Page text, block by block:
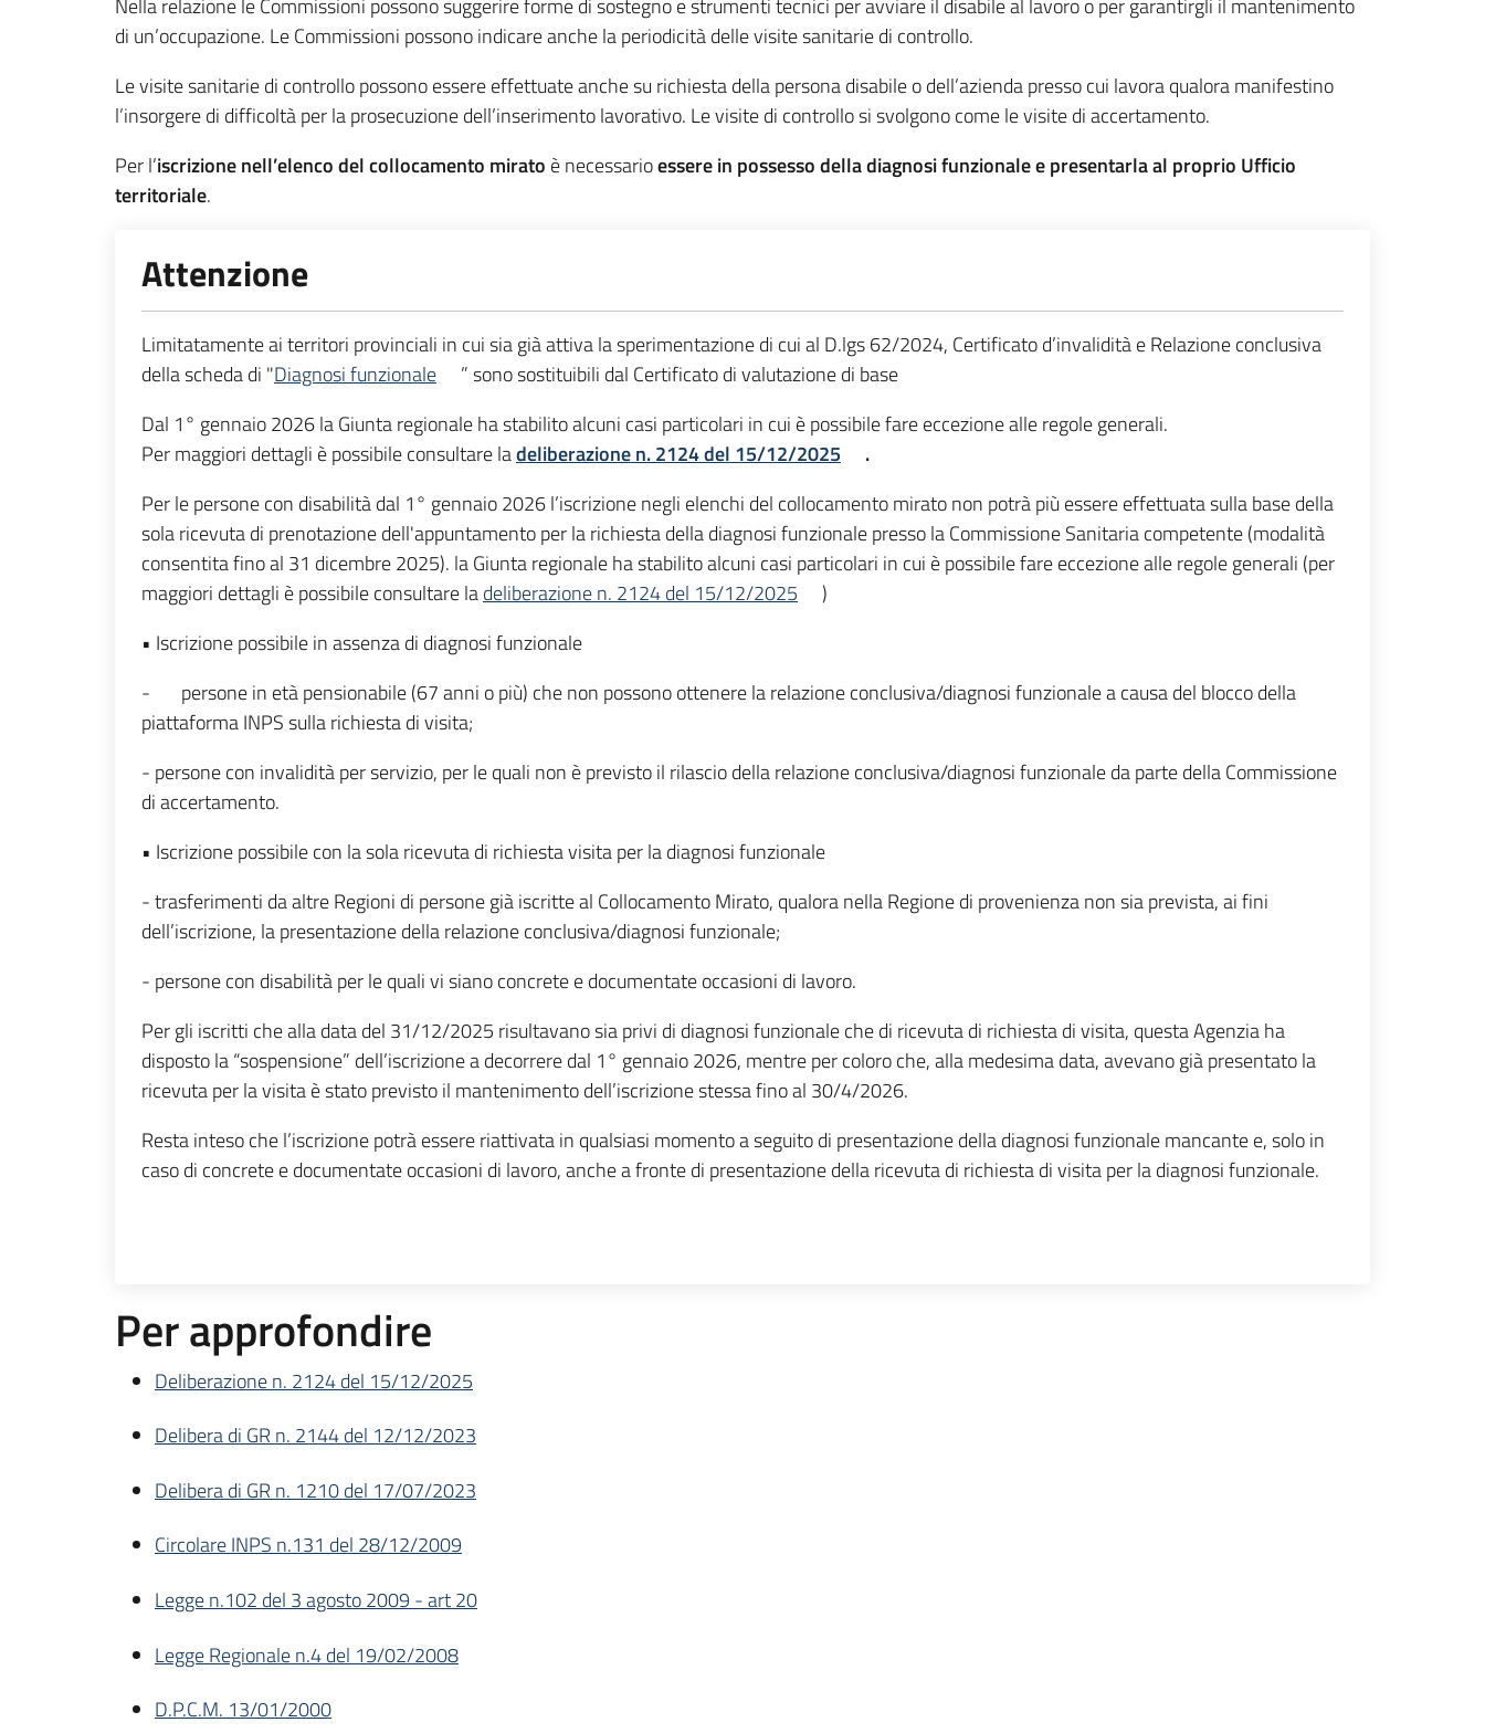
di un’occupazione. Le Commissioni possono indicare anche la periodicità delle visite sanitarie di controllo.
Le visite sanitarie di controllo possono essere effettuate anche su richiesta della persona disabile o dell’azienda presso cui lavora qualora manifestino
l’insorgere di difficoltà per la prosecuzione dell’inserimento lavorativo. Le visite di controllo si svolgono come le visite di accertamento.
Per l’iscrizione nell’elenco del collocamento mirato è necessarioessere in possesso della diagnosi funzionale e presentarla al proprio Ufficio
territoriale.
Attenzione
Limitatamente ai territori provinciali in cui sia già attiva la sperimentazione di cui al D.lgs 62/2024, Certificato d’invalidità e Relazione conclusiva
della scheda di "Diagnosi funzionale
” sono sostituibili dal Certificato di valutazione di base
Dal 1° gennaio 2026 la Giunta regionale ha stabilito alcuni casi particolari in cui è possibile fare eccezione alle regole generali.
Per maggiori dettagli è possibile consultare ladeliberazione n. 2124 del 15/12/2025
.
Per le persone con disabilità dal 1° gennaio 2026 l’iscrizione negli elenchi del collocamento mirato non potrà più essere effettuata sulla base della
sola ricevuta di prenotazione dell'appuntamento per la richiesta della diagnosi funzionale presso la Commissione Sanitaria competente (modalità
consentita fino al 31 dicembre 2025). la Giunta regionale ha stabilito alcuni casi particolari in cui è possibile fare eccezione alle regole generali (per
maggiori dettagli è possibile consultare ladeliberazione n. 2124 del 15/12/2025
)
• Iscrizione possibile in assenza di diagnosi funzionale
- persone in età pensionabile (67 anni o più) che non possono ottenere la relazione conclusiva/diagnosi funzionale a causa del blocco della
piattaforma INPS sulla richiesta di visita;
- persone con invalidità per servizio, per le quali non è previsto il rilascio della relazione conclusiva/diagnosi funzionale da parte della Commissione
di accertamento.
• Iscrizione possibile con la sola ricevuta di richiesta visita per la diagnosi funzionale
- trasferimenti da altre Regioni di persone già iscritte al Collocamento Mirato, qualora nella Regione di provenienza non sia prevista, ai fini
dell’iscrizione, la presentazione della relazione conclusiva/diagnosi funzionale;
- persone con disabilità per le quali vi siano concrete e documentate occasioni di lavoro.
Per gli iscritti che alla data del 31/12/2025 risultavano sia privi di diagnosi funzionale che di ricevuta di richiesta di visita, questa Agenzia ha
disposto la “sospensione” dell’iscrizione a decorrere dal 1° gennaio 2026, mentre per coloro che, alla medesima data, avevano già presentato la
ricevuta per la visita è stato previsto il mantenimento dell’iscrizione stessa fino al 30/4/2026.
Resta inteso che l’iscrizione potrà essere riattivata in qualsiasi momento a seguito di presentazione della diagnosi funzionale mancante e, solo in
caso di concrete e documentate occasioni di lavoro, anche a fronte di presentazione della ricevuta di richiesta di visita per la diagnosi funzionale.
Per approfondire
Deliberazione n. 2124 del 15/12/2025
Delibera di GR n. 2144 del 12/12/2023
Delibera di GR n. 1210 del 17/07/2023
Circolare INPS n.131 del 28/12/2009
Legge n.102 del 3 agosto 2009 - art 20
Legge Regionale n.4 del 19/02/2008
D.P.C.M. 13/01/2000